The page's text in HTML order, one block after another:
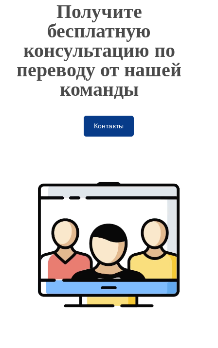
Получите
бесплатную
консультацию по
переводу от нашей
команды
Контакты